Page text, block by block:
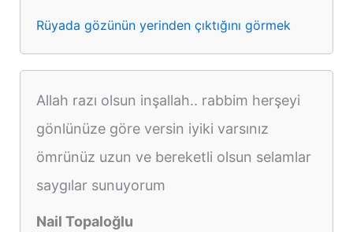
Rüyada gözünün yerinden çıktığını görmek
Allah razı olsun inşallah.. rabbim herşeyi
gönlünüze göre versin iyiki varsınız
ömrünüz uzun ve bereketli olsun selamlar
saygılar sunuyorum
Nail Topaloğlu